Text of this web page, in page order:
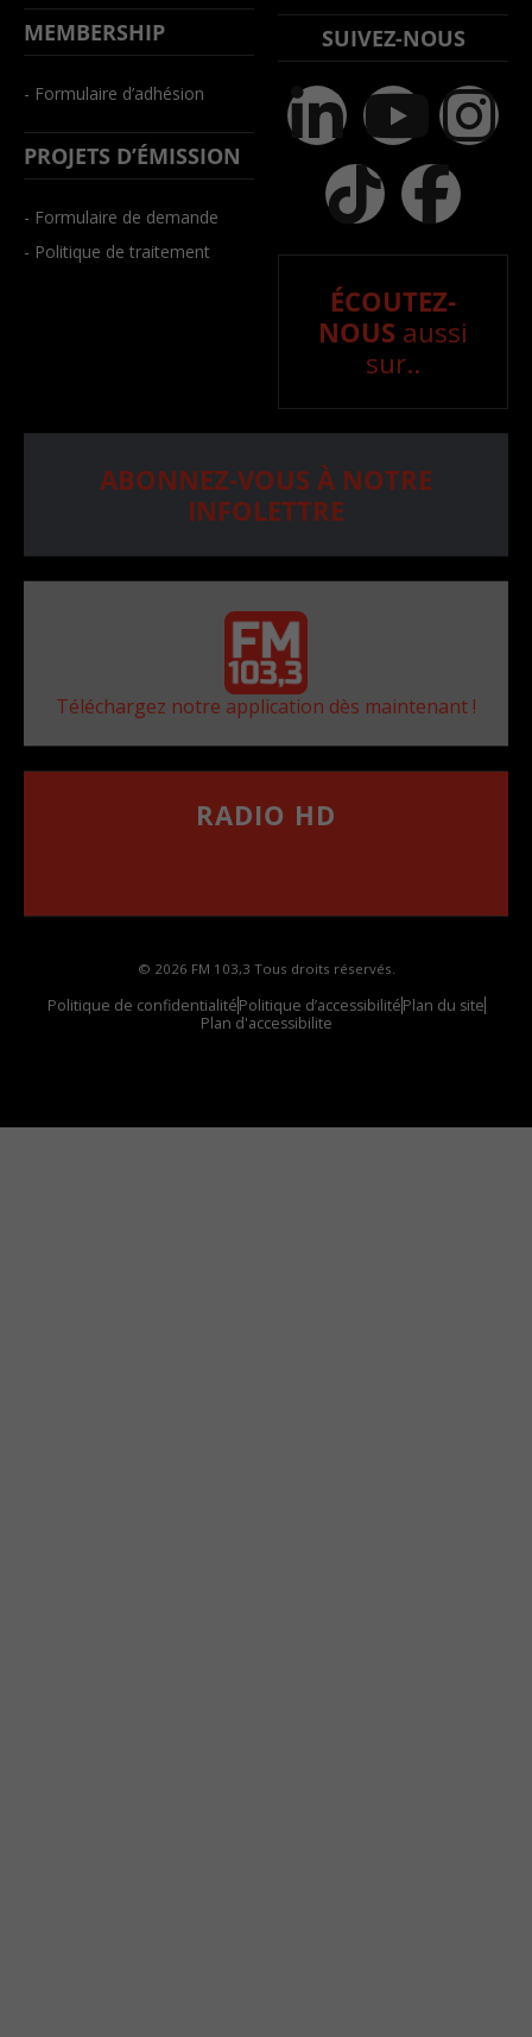
MEMBERSHIP
- Formulaire d’adhésion
PROJETS D’ÉMISSION
- Formulaire de demande
- Politique de traitement
SUIVEZ-NOUS
ÉCOUTEZ-
NOUS aussi
sur..
ABONNEZ-VOUS À NOTRE
INFOLETTRE
Téléchargez notre application dès maintenant !
RADIO HD
© 2026 FM 103,3 Tous droits réservés.
Politique de confidentialitéPolitique d’accessibilitéPlan du site
Plan d'accessibilite